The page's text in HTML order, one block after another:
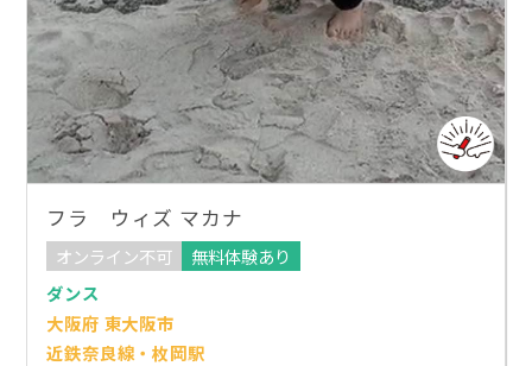
フラ ウィズ マカナ
オンライン不可
無料体験あり
ダンス
大阪府 東大阪市
近鉄奈良線・枚岡駅